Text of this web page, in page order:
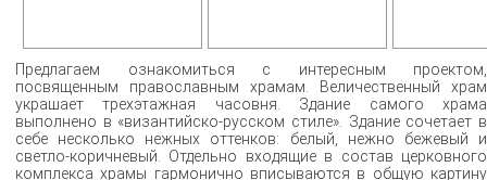
Предлагаем ознакомиться с интересным проектом,
посвященным православным храмам. Величественный храм
украшает трехэтажная часовня. Здание самого храма
выполнено в «византийско-русском стиле». Здание сочетает в
себе несколько нежных оттенков: белый, нежно бежевый и
светло-коричневый. Отдельно входящие в состав церковного
комплекса храмы гармонично вписываются в общую картину